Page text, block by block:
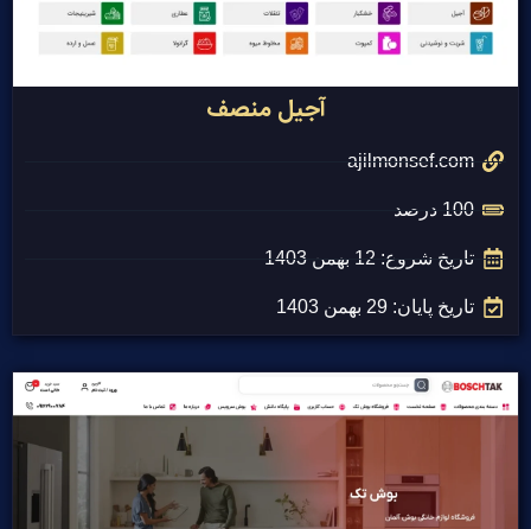
آجیل منصف
ajilmonsef.com
100 درصد
تاریخ شروع: 12 بهمن 1403
تاریخ پایان: 29 بهمن 1403